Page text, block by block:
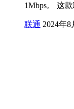
1Mbps。 这
联通 2024年8